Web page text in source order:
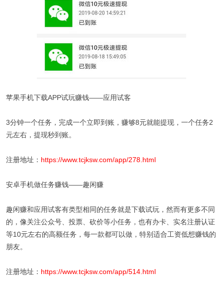
苹果手机下载APP试玩赚钱——应用试客
3分钟一个任务，完成一个立即到账，赚够8元就能提现，一个任务2
元左右，提现秒到账。
注册地址： https://www.tcjksw.com/app/278.html
安卓手机做任务赚钱——趣闲赚
趣闲赚和应用试客有类型相同的任务就是下载试玩，然而有更多不同
的，像关注公众号、投票、砍价等小任务，也有办卡、实名注册认证
等10元左右的高额任务，每一款都可以做，特别适合工资低想赚钱的
朋友。
注册地址： https://www.tcjksw.com/app/514.html